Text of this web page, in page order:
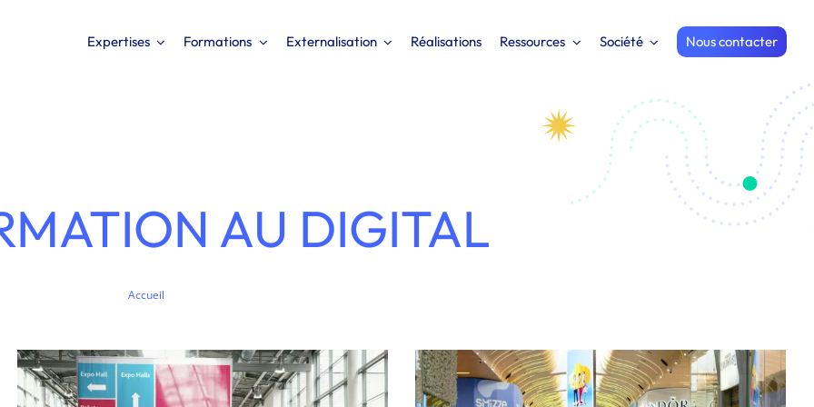
Expertises Formations Externalisation Réalisations Ressources Société Nous contacter
AU DIGITAL
Accueil
Organisation d’un salon professionnel en
ligne